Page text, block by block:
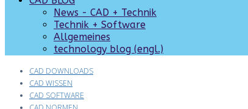
News - CAD + Technik
Technik + Software
Allgemeines
technology blog (engl.)
CAD DOWNLOADS
CAD WISSEN
CAD SOFTWARE